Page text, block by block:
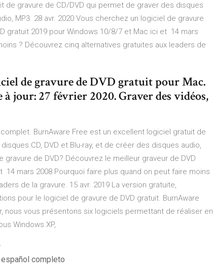
de gravure de CD/DVD qui permet de graver des disques
MP3 28 avr. 2020 Vous cherchez un logiciel de gravure
gratuit 2019 pour Windows 10/8/7 et Mac ici et 14 mars
? Découvrez cinq alternatives gratuites aux leaders de
de gravure de DVD gratuit pour Mac.
jour: 27 février 2020. Graver des vidéos,
BurnAware Free est un excellent logiciel gratuit de
CD, DVD et Blu-ray, et de créer des disques audio,
de DVD? Découvrez le meilleur graveur de DVD
mars 2008 Pourquoi faire plus quand on peut faire moins
de la gravure. 15 avr. 2019 La version gratuite,
pour le logiciel de gravure de DVD gratuit. BurnAware
nous vous présentons six logiciels permettant de réaliser en
Windows XP,
completo